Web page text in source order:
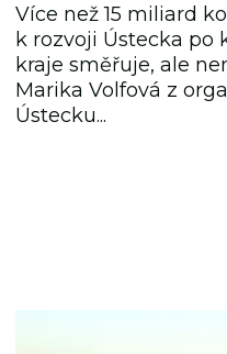
Více než 15 miliard
k rozvoji Ústecka po
kraje směřuje, ale
Marika Volfová z
Ústecku...